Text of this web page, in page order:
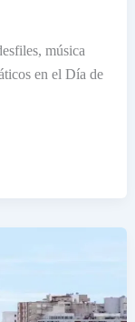
música
en el Día de